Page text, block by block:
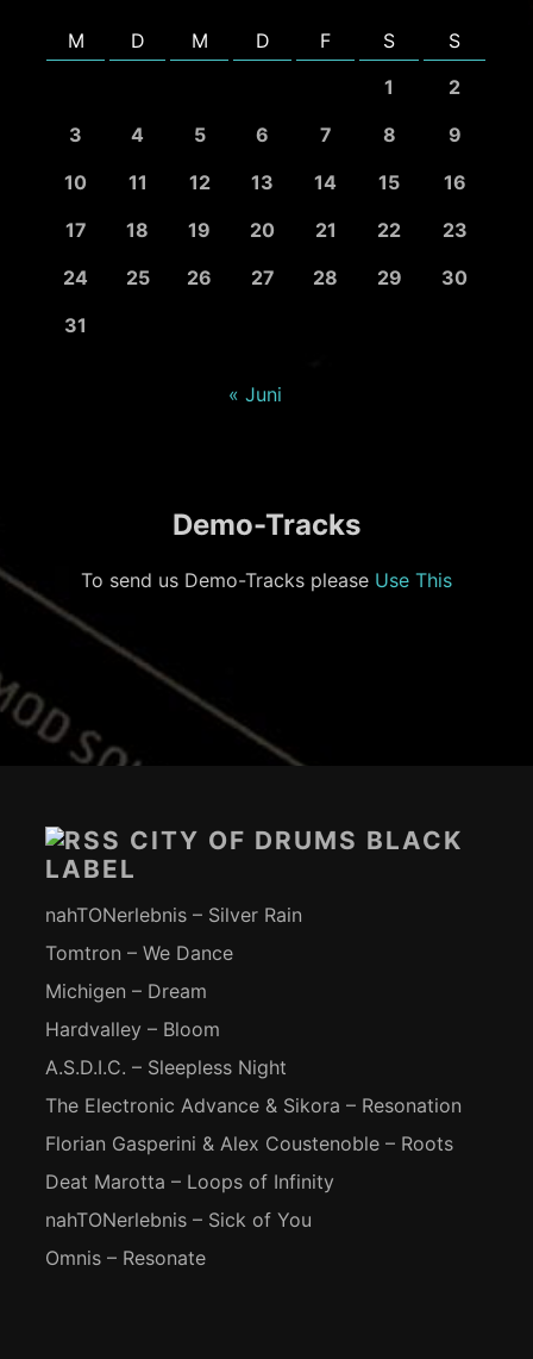
M D M D F S
S
1
2
3
4 5 6 7 8
9
10
11 12 13 14 15
16
17
18 19 20 21 22
23
24
25 26 27 28 29
30
31
« Juni
Demo-Tracks
To send us Demo-Tracks please Use This
CITY OF DRUMS BLACK
LABEL
nahTONerlebnis – Silver Rain
Tomtron – We Dance
Michigen – Dream
Hardvalley – Bloom
A.S.D.I.C. – Sleepless Night
The Electronic Advance & Sikora – Resonation
Florian Gasperini & Alex Coustenoble – Roots
Deat Marotta – Loops of Infinity
nahTONerlebnis – Sick of You
Omnis – Resonate